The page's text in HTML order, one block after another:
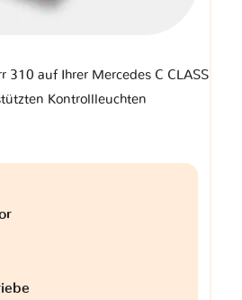
310 auf Ihrer Mercedes C CLASS
Kontrollleuchten